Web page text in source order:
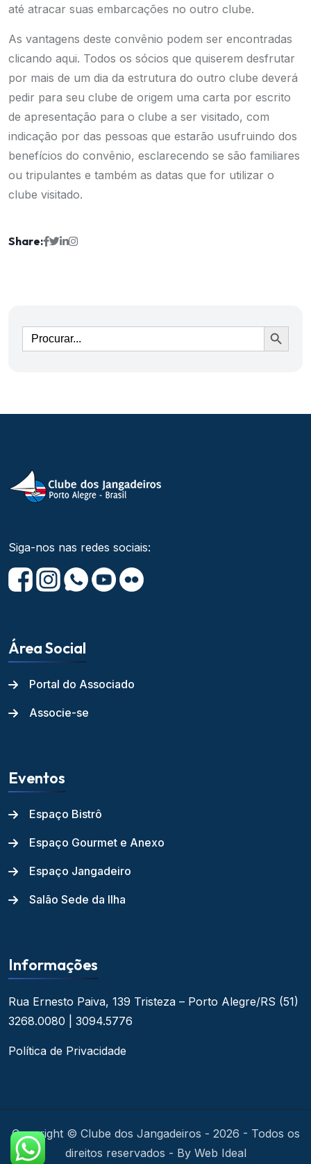
até atracar suas embarcações no outro clube.
As vantagens deste convênio podem ser encontradas
clicando aqui. Todos os sócios que quiserem desfrutar
por mais de um dia da estrutura do outro clube deverá
pedir para seu clube de origem uma carta por escrito
de apresentação para o clube a ser visitado, com
indicação por das pessoas que estarão usufruindo dos
benefícios do convênio, esclarecendo se são familiares
ou tripulantes e também as datas que for utilizar o
clube visitado.
Share:
Ir
Siga-nos nas redes sociais:
Área Social
Portal do Associado
Associe-se
Eventos
Espaço Bistrô
Espaço Gourmet e Anexo
Espaço Jangadeiro
Salão Sede da Ilha
Informações
Rua Ernesto Paiva, 139 Tristeza – Porto Alegre/RS (51)
3268.0080 | 3094.5776
Política de Privacidade
Copyright © Clube dos Jangadeiros - 2026 - Todos os
direitos reservados - By Web Ideal